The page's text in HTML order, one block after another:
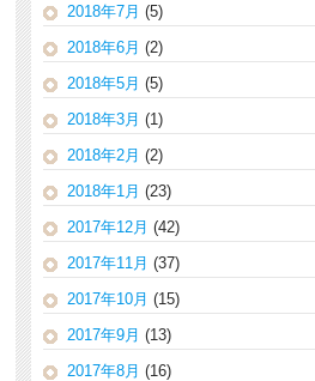
2018年7月 (5)
2018年6月 (2)
2018年5月 (5)
2018年3月 (1)
2018年2月 (2)
2018年1月 (23)
2017年12月 (42)
2017年11月 (37)
2017年10月 (15)
2017年9月 (13)
2017年8月 (16)